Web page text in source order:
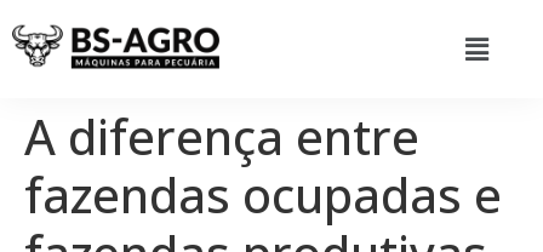
A diferença entre
fazendas ocupadas e